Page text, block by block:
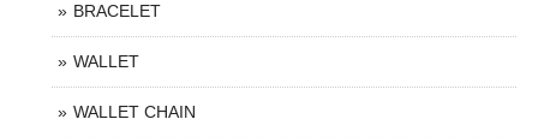
BRACELET
WALLET
WALLET CHAIN